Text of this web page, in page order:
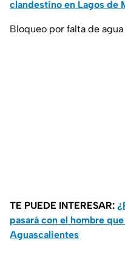
clandestino en Lagos de
Bloqueo por falta de
TE PUEDE INTERESAR:
pasará con el hombre
Aguascalientes